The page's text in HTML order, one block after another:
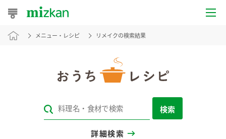
おうちレシピ
レシピカテゴリ一覧
メニュー・レシピ リメイクの検索結果
検索
詳細検索